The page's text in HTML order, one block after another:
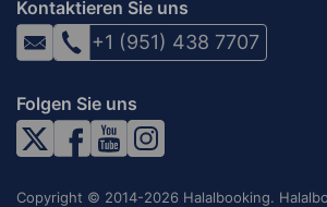
Kontaktieren Sie uns
+1 (951) 438 7707
Folgen Sie uns
Copyright © 2014-2026 Halalbooking.